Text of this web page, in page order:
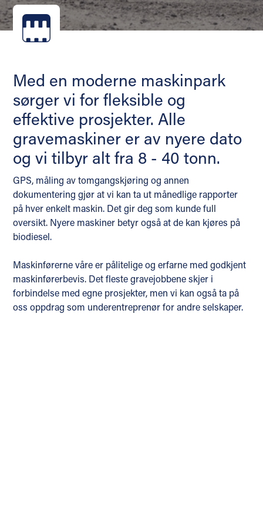
Med en moderne maskinpark
sørger vi for fleksible og
effektive prosjekter. Alle
gravemaskiner er av nyere dato
og vi tilbyr alt fra 8 - 40 tonn.
GPS, måling av tomgangskjøring og annen
dokumentering gjør at vi kan ta ut månedlige rapporter
på hver enkelt maskin. Det gir deg som kunde full
oversikt. Nyere maskiner betyr også at de kan kjøres på
biodiesel.
Maskinførerne våre er pålitelige og erfarne med godkjent
maskinførerbevis. Det fleste gravejobbene skjer i
forbindelse med egne prosjekter, men vi kan også ta på
oss oppdrag som underentreprenør for andre selskaper.